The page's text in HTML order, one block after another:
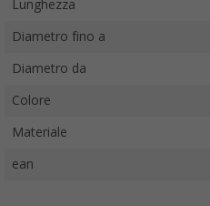
Lunghezza
Diametro fino a
Diametro da
Colore
Materiale
ean